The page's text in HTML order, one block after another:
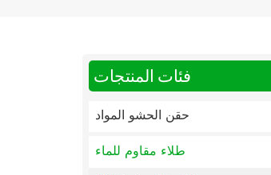
فئات المنتجات
حقن الحشو المواد
طلاء مقاوم للماء